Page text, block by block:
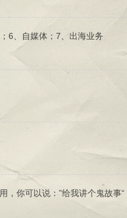
6、自媒体；7、出海业务
你可以说：”给我讲个鬼故事“